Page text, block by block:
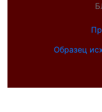
Образец